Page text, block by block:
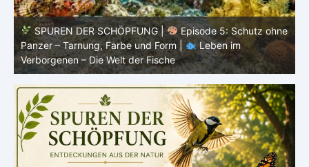
SPUREN DER SCHÖPFUNG |
Episode 4: Kalt, aber
lebendig – Leben ohne konstante Körpertemperatur |
Leben im Verborgenen – Die Welt der Fische